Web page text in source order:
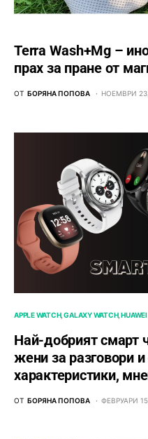
Terra Wash+Mg –
прах за пране от
ОТ БОРЯНА ПОПОВА НОЕМВРИ
APPLE WATCH GALAXY WATCH
Най-добрият смарт
жени за разговори и
характеристики,
ОТ БОРЯНА ПОПОВА ФЕВРУАРИ